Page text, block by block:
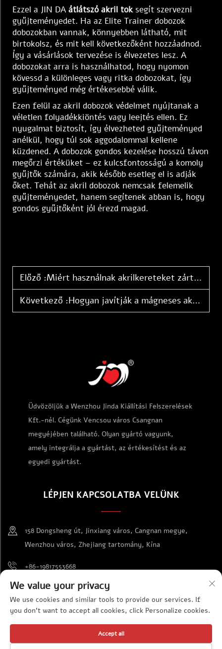
Ezzel a JIN DA átlátszó akril tok segít szervezni
gyűjteményedet. Ha az Elite Trainer dobozok
dobozokban vannak, könnyebben látható, mit
birtokolsz, és mit kell következőként hozzáadnod.
Így a vásárlások tervezése is élvezetes lesz. A
dobozokat arra is használhatod, hogy nyomon
kövessd a különleges vagy ritka dobozokat, így
gyűjteményed még értékesebbé válik.
Ezen felül az akril dobozok védelmet nyújtanak a
véletlen folyadékkiöntés vagy leejtés ellen. Ez
nyugalmat biztosít, így élvezheted gyűjteményed
anélkül, hogy túl sok aggodalommal kellene
küzdened. A dobozok gondos kezelése hosszú távon
megőrzi értéküket – ez kulcsfontosságú a komoly
gyűjtők számára, akik később esetleg el is adják
őket. Tehát az akril dobozok nemcsak felemelik
gyűjteményedet, hanem segítenek abban is, hogy
gondos gyűjtőként jól érezd magad.
Előző :Miért használnak akrilkereteket zárt kártyák kiállítására
Következő :Hogyan javítják a mágneses akril tokok a termék láthatóságát
Üdvözöljük a Wenzhou Jinda Kiállítási Felszerelések
Kft.-nél. Cégünk Vencsou város Csangnan
megyéjében található. Olyan gyártó vagyunk,
amely integrálja a gyártást, az értékesítést és az
egyedi gyártást.
LÉPJEN KAPCSOLATBA VELÜNK
158 Dongsheng út, Jinxiang város, Cangnan megye,
Wenzhou város, Zhejiang tartomány, Kína
+86-19817553668
[email protected]
Szerzői jog © Wenzhou Jinda Kiállítási Cikkek Co., Ltd. Minden jog
Adatvédelmi irányelvek
We value your privacy
We use cookies and similar tools to provide our services. If
you don't want to accept all cookies, click Personalize cookies.
Accept all